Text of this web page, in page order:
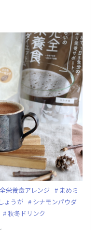
栄養食アレンジ
まめミ
ょうが
シナモンパウダ
秋冬ドリンク